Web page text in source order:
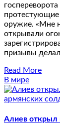
протестующие
оружие. «Мне
открывали
призывы
Read More
В мире
Алиев открыл